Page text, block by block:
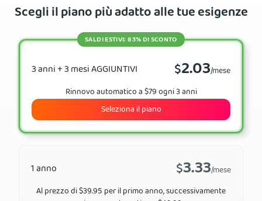
Scegli il piano più adatto alle tue esigenze
3 anni + 3 mesi AGGIUNTIVI $2.03/mese
SALDI ESTIVI: 83% DI SCONTO
Rinnovo automatico a $79 ogni 3 anni
Seleziona il piano
1 anno $3.33/mese
Al prezzo di $39.95 per il primo anno, successivamente